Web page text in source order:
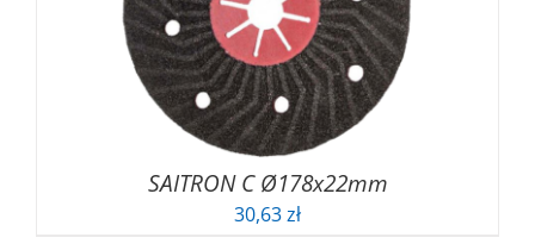
SAITRON C Ø178x22mm
30,63zł